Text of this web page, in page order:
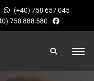
(+40) 758 657 045
758 888 580